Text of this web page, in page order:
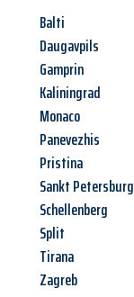
Balti
Daugavpils
Gamprin
Kaliningrad
Monaco
Panevezhis
Pristina
Sankt Petersburg
Schellenberg
Split
Tirana
Zagreb